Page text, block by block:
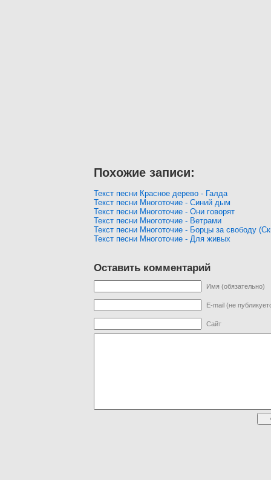
Похожие записи:
Текст песни Красное дерево - Галда
Текст песни Многоточие - Синий дым
Текст песни Многоточие - Они говорят
Текст песни Многоточие - Ветрами
Текст песни Многоточие - Борцы за свободу
Текст песни Многоточие - Для живых
Оставить комментарий
Имя (обязательно)
E-mail (не
Сайт